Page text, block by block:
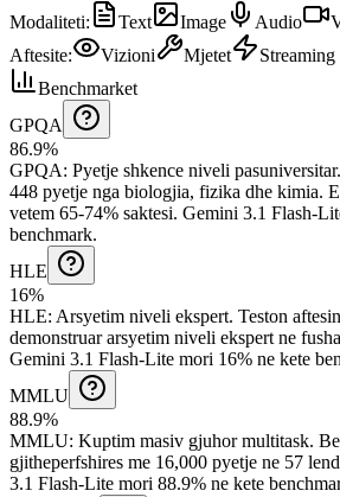
Modaliteti: Text Image Audio
Aftesite: Vizioni Mjetet
Streaming
Benchmarket
GPQA
86.9%
GPQA: Pyetje shkence niveli pasuniversitar.
448 pyetje nga biologjia, fizika dhe kimia.
vetem 65-74% saktesi. Gemini 3.1 Flash-
benchmark.
HLE
16%
HLE: Arsyetim niveli ekspert. Teston
demonstruar arsyetim niveli ekspert ne
Gemini 3.1 Flash-Lite mori 16% ne kete
MMLU
88.9%
MMLU: Kuptim masiv gjuhor multitask.
gjitheperfshires me 16,000 pyetje ne 57
3.1 Flash-Lite mori 88.9% ne kete